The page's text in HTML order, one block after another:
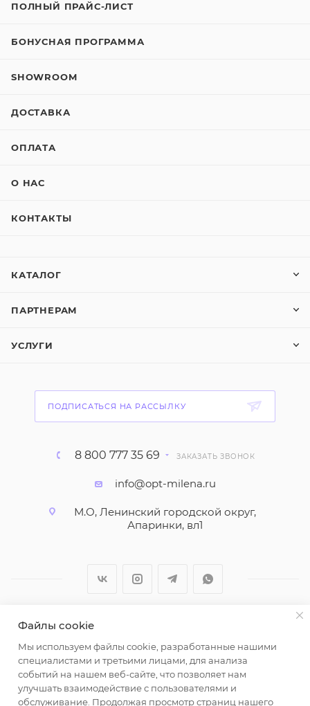
ПОЛНЫЙ ПРАЙС-ЛИСТ
БОНУСНАЯ ПРОГРАММА
SHOWROOM
ДОСТАВКА
ОПЛАТА
О НАС
КОНТАКТЫ
КАТАЛОГ
ПАРТНЕРАМ
УСЛУГИ
ПОДПИСАТЬСЯ НА РАССЫЛКУ
8 800 777 35 69 ЗАКАЗАТЬ ЗВОНОК
info@opt-milena.ru
М.О, Ленинский городской округ,
Апаринки, вл1
2026 © ООО "Вайт Текстиль групп"
Любая информация на сайте носит справочный
характер и не является публичной офертой
определяемой положениями пункта 2 статьи 437
Гражданского кодекса Российской Федерации.
Файлы cookie
Мы используем файлы cookie, разработанные нашими
специалистами и третьими лицами, для анализа
событий на нашем веб-сайте, что позволяет нам
улучшать взаимодействие с пользователями и
обслуживание. Продолжая просмотр страниц нашего